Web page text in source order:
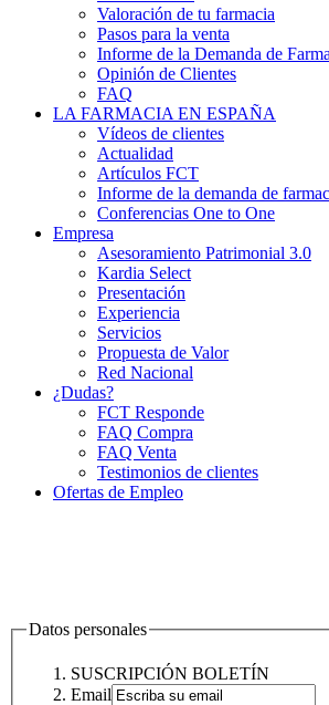
Valoración de tu farmacia
Pasos para la venta
Informe de la Demanda de
Opinión de Clientes
FAQ
LA FARMACIA EN ESPAÑA
Vídeos de clientes
Actualidad
Artículos FCT
Informe de la demanda de
Conferencias One to One
Empresa
Asesoramiento Patrimonial 3.0
Kardia Select
Presentación
Experiencia
Servicios
Propuesta de Valor
Red Nacional
¿Dudas?
FCT Responde
FAQ Compra
FAQ Venta
Testimonios de clientes
Ofertas de Empleo
Datos personales
SUSCRIPCIÓN BOLETÍN
Email